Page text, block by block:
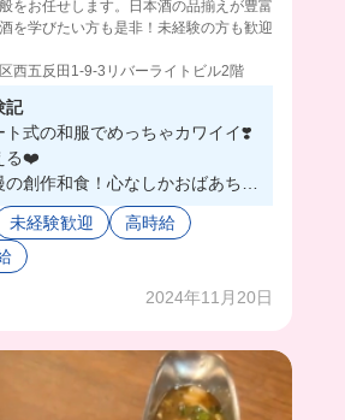
をお任せします。日本酒の品揃えが豊富
を学びたい方も是非！未経験の方も歓迎
西五反田1-9-3リバーライトビル2階
記
ト式の和服でめっちゃカワイイ❣️
る❤️
創作和食！心なしかおばあちゃ
の味がします。美味しい！最
から、綺麗な所作が身につくの
未経験歓迎
高時給
2024年11月20日